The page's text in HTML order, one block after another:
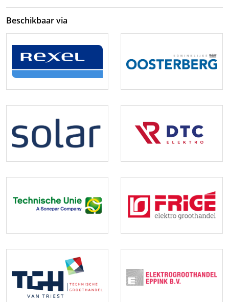
Beschikbaar via